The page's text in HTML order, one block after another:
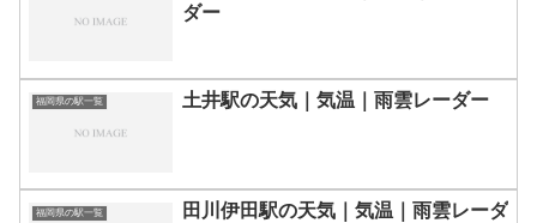
ダー
福岡県の駅一覧 土井駅の天気｜気温｜雨雲レーダー
福岡県の駅一覧
田川伊田駅の天気｜気温｜雨雲レーダ